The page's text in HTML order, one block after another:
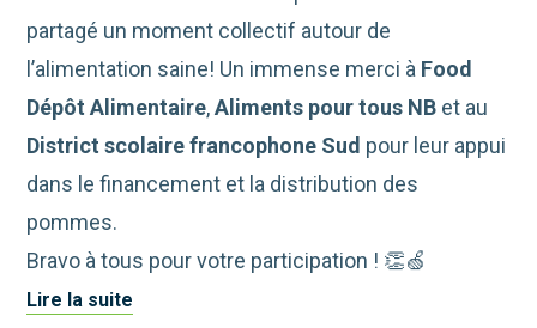
partagé un moment collectif autour de
l’alimentation saine! Un immense merci à Food
Dépôt Alimentaire,Aliments pour tous NB et au
District scolaire francophone Sud pour leur appui
dans le financement et la distribution des
pommes.
Bravo à tous pour votre participation ! 👏🍏
Lire la suite